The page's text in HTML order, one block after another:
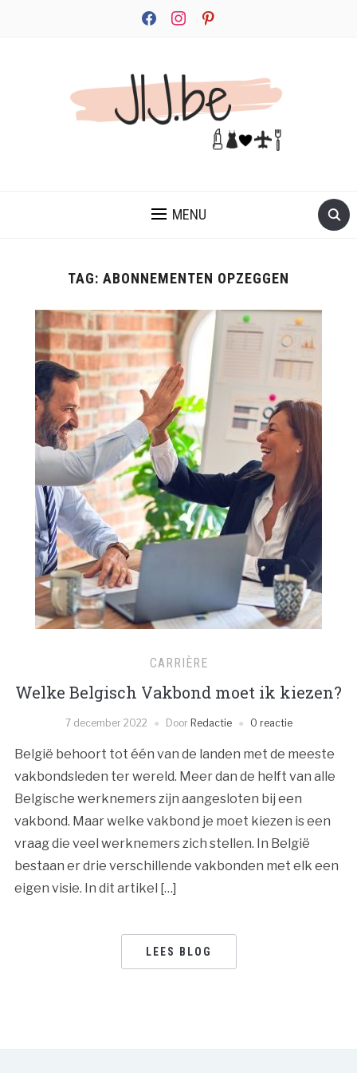
facebookinstagrampinterest
MENU
TAG: ABONNEMENTEN OPZEGGEN
CARRIÈRE
Welke Belgisch Vakbond moet ik kiezen?
7 december 2022 Door Redactie 0 reactie
België behoort tot één van de landen met de meeste
vakbondsleden ter wereld. Meer dan de helft van alle
Belgische werknemers zijn aangesloten bij een
vakbond. Maar welke vakbond je moet kiezen is een
vraag die veel werknemers zich stellen. In België
bestaan er drie verschillende vakbonden met elk een
eigen visie. In dit artikel […]
LEES BLOG